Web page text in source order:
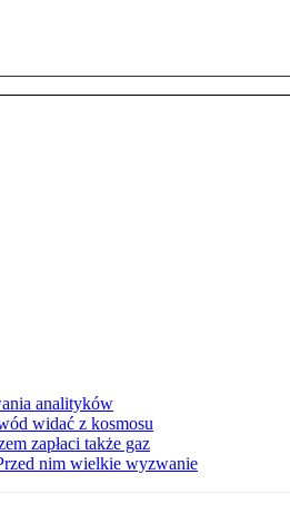
analityków
widać z kosmosu
zapłaci także gaz
nim wielkie wyzwanie